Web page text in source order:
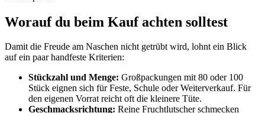
Worauf du beim Kauf achten solltest
Damit die Freude am Naschen nicht getrübt wird, lohnt ein Blick
auf ein paar handfeste Kriterien:
Stückzahl und Menge: Großpackungen mit 80 oder 100
Stück eignen sich für Feste, Schule oder Weiterverkauf. Für
den eigenen Vorrat reicht oft die kleinere Tüte.
Geschmacksrichtung: Reine Fruchtlutscher schmecken